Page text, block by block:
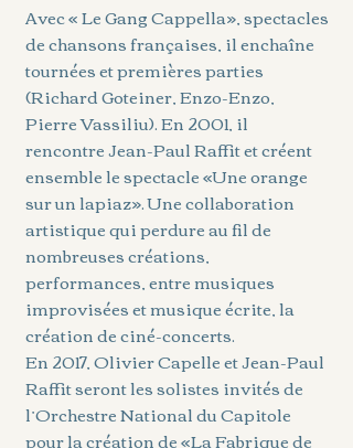
Avec « Le Gang Cappella», spectacles
de chansons françaises, il enchaîne
tournées et premières parties
(Richard Goteiner, Enzo-Enzo,
Pierre Vassiliu). En 2001, il
rencontre Jean-Paul Raffit et créent
ensemble le spectacle «Une orange
sur un lapiaz». Une collaboration
artistique qui perdure au fil de
nombreuses créations,
performances, entre musiques
improvisées et musique écrite, la
création de ciné-concerts.
En 2017, Olivier Capelle et Jean-Paul
Raffit seront les solistes invités de
l’Orchestre National du Capitole
pour la création de «La Fabrique de